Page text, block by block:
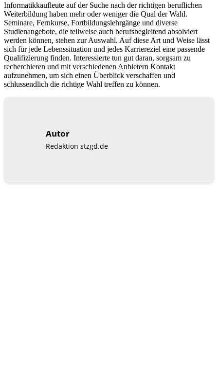
Informatikkaufleute auf der Suche nach der richtigen beruflichen
Weiterbildung haben mehr oder weniger die Qual der Wahl.
Seminare, Fernkurse, Fortbildungslehrgänge und diverse
Studienangebote, die teilweise auch berufsbegleitend absolviert
werden können, stehen zur Auswahl. Auf diese Art und Weise lässt
sich für jede Lebenssituation und jedes Karriereziel eine passende
Qualifizierung finden. Interessierte tun gut daran, sorgsam zu
recherchieren und mit verschiedenen Anbietern Kontakt
aufzunehmen, um sich einen Überblick verschaffen und
schlussendlich die richtige Wahl treffen zu können.
Autor
Redaktion stzgd.de